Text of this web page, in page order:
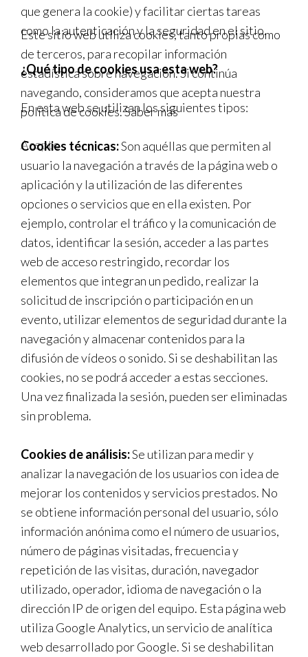
Este sitio web utiliza cookies, tanto propias como
de terceros, para recopilar información
estadística sobre navegación. Si continúa
navegando, consideramos que acepta nuestra
política de cookies.Saber más
Acepto
que genera la cookie) y facilitar ciertas tareas
como la autenticación y la seguridad en el sitio.
¿Qué tipo de cookies usa esta web?
En esta web se utilizan los siguientes tipos:
Cookies técnicas:Son aquéllas que permiten al
usuario la navegación a través de la página web o
aplicación y la utilización de las diferentes
opciones o servicios que en ella existen. Por
ejemplo, controlar el tráfico y la comunicación de
datos, identificar la sesión, acceder a las partes
web de acceso restringido, recordar los
elementos que integran un pedido, realizar la
solicitud de inscripción o participación en un
evento, utilizar elementos de seguridad durante la
navegación y almacenar contenidos para la
difusión de vídeos o sonido. Si se deshabilitan las
cookies, no se podrá acceder a estas secciones.
Una vez finalizada la sesión, pueden ser eliminadas
sin problema.
Cookies de análisis:Se utilizan para medir y
analizar la navegación de los usuarios con idea de
mejorar los contenidos y servicios prestados. No
se obtiene información personal del usuario, sólo
información anónima como el número de usuarios,
número de páginas visitadas, frecuencia y
repetición de las visitas, duración, navegador
utilizado, operador, idioma de navegación o la
dirección IP de origen del equipo. Esta página web
utiliza Google Analytics, un servicio de analítica
web desarrollado por Google. Si se deshabilitan